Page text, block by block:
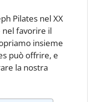
Pilates nel XX
favorire il
insieme
può offrire, e
la nostra